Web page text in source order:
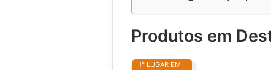
Produtos em
1º LUGAR EM